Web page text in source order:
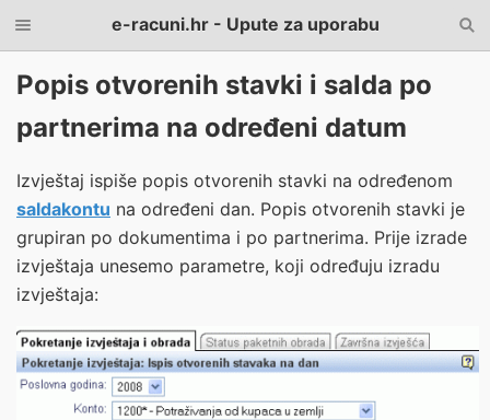
e-racuni.hr - Upute za uporabu
Popis otvorenih stavki i salda po
partnerima na određeni datum
Izvještaj ispiše popis otvorenih stavki na određenom
saldakontu na određeni dan. Popis otvorenih stavki je
grupiran po dokumentima i po partnerima. Prije izrade
izvještaja unesemo parametre, koji određuju izradu
izvještaja: